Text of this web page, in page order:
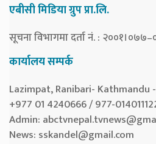
एबीसी मिडिया ग्रुप प्रा.लि.
सूचना विभागमा दर्ता नं. :
कार्यालय सम्पर्क
Lazimpat, Ranibari- Kathmandu
+977 01 4240666 / 977-
Admin:
News: sskandel@gmail.com